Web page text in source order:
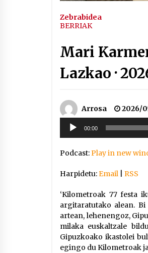
Zebrabidea
BERRIAK
Mari
Lazkao ·
Arrosa
2026/
Soinu
erreproduzigailua
00:00
Podcast:Play in new
Harpidetu:Email RSS
‘Kilometroak 77 festa
argitaratutako alean.
artean, lehenengoz,
milaka euskaltzale
Gipuzkoako ikastolei
egingo du Kilometroak